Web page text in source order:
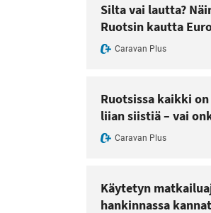
Silta vai lautta?
Ruotsin kautta
Caravan Plus
Ruotsissa kaikki
liian siistiä – vai
Caravan Plus
Käytetyn
hankinnassa